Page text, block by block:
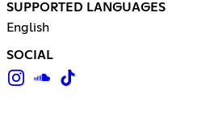
SUPPORTED LANGUAGES
English
SOCIAL